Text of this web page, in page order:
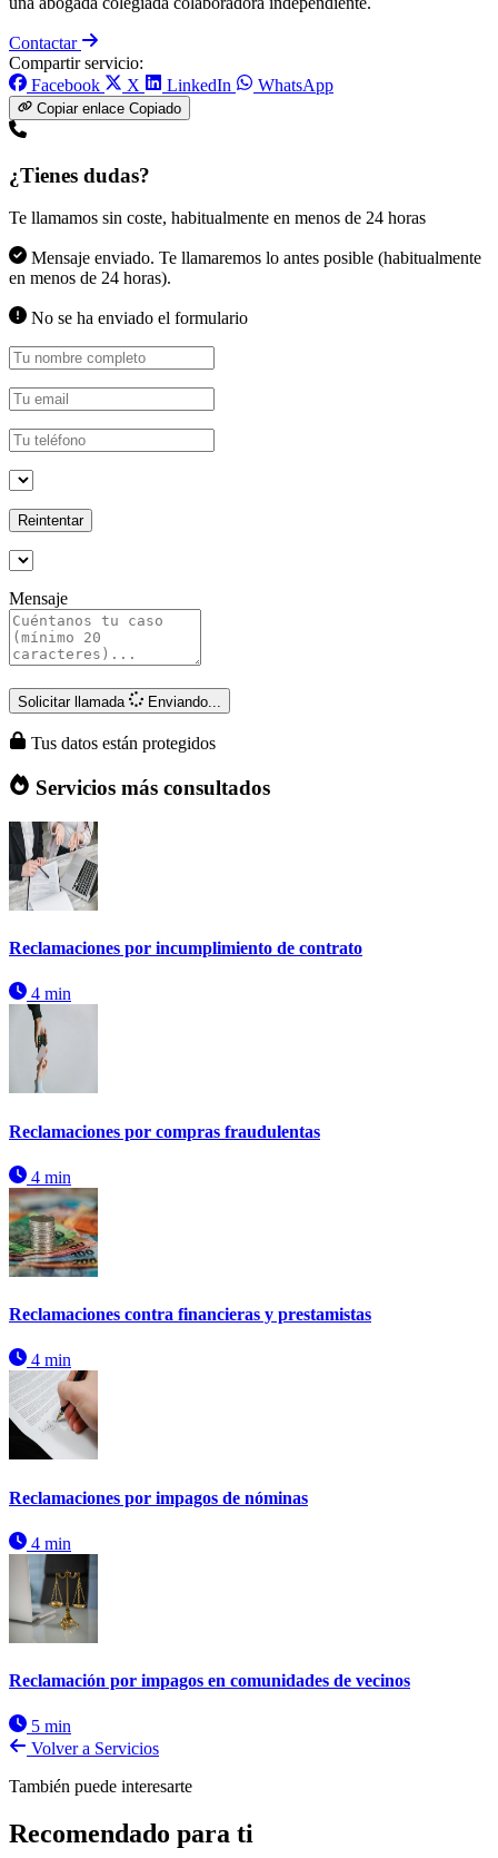
Contactar
Compartir servicio:
Facebook
X LinkedIn WhatsApp
Copiar enlace Copiado
¿Tienes dudas?
Te llamamos sin coste, habitualmente en menos de 24 horas
Mensaje enviado. Te llamaremos lo antes posible (habitualmente
en menos de 24 horas).
No se ha enviado el formulario
Reintentar
Mensaje
Solicitar llamada Enviando...
Tus datos están protegidos
Servicios más consultados
Reclamaciones por incumplimiento de contrato
4 min
Reclamaciones por compras fraudulentas
4 min
Reclamaciones contra financieras y prestamistas
4 min
Reclamaciones por impagos de nóminas
4 min
Reclamación por impagos en comunidades de vecinos
5 min
Volver a Servicios
También puede interesarte
Recomendado para ti